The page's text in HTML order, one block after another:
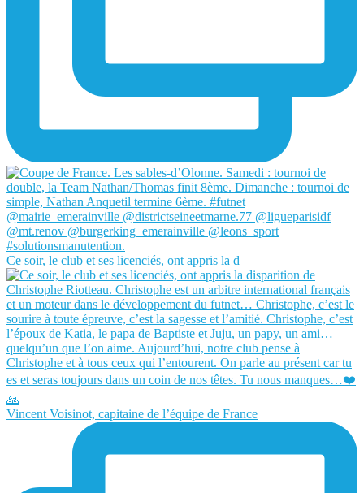
Ce soir, le club et ses licenciés, ont appris la d
Vincent Voisinot, capitaine de l’équipe de France